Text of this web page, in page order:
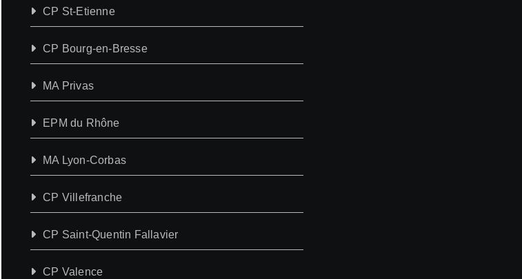
CP St-Etienne
CP Bourg-en-Bresse
MA Privas
EPM du Rhône
MA Lyon-Corbas
CP Villefranche
CP Saint-Quentin Fallavier
CP Valence